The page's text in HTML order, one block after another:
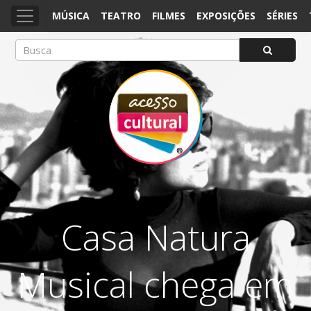
MÚSICA TEATRO FILMES EXPOSIÇÕES SÉRIES
ACESSO CULTURAL
Arte, Cultura Pop e Entretenimento
Casa Natura
Musical chega em